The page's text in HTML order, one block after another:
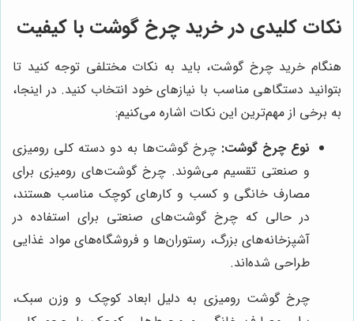
نکات کلیدی در خرید چرخ گوشت با کیفیت
هنگام خرید چرخ گوشت، باید به نکات مختلفی توجه کنید تا
بتوانید دستگاهی مناسب با نیازهای خود انتخاب کنید. در اینجا،
به برخی از مهم‌ترین این نکات اشاره می‌کنیم:
نوع چرخ گوشت: چرخ گوشت‌ها به دو دسته کلی رومیزی
و صنعتی تقسیم می‌شوند. چرخ گوشت‌های رومیزی برای
مصارف خانگی و کسب و کارهای کوچک مناسب هستند،
در حالی که چرخ گوشت‌های صنعتی برای استفاده در
آشپزخانه‌های بزرگ، رستوران‌ها و فروشگاه‌های مواد غذایی
طراحی شده‌اند.
چرخ گوشت رومیزی به دلیل ابعاد کوچک و وزن سبک،